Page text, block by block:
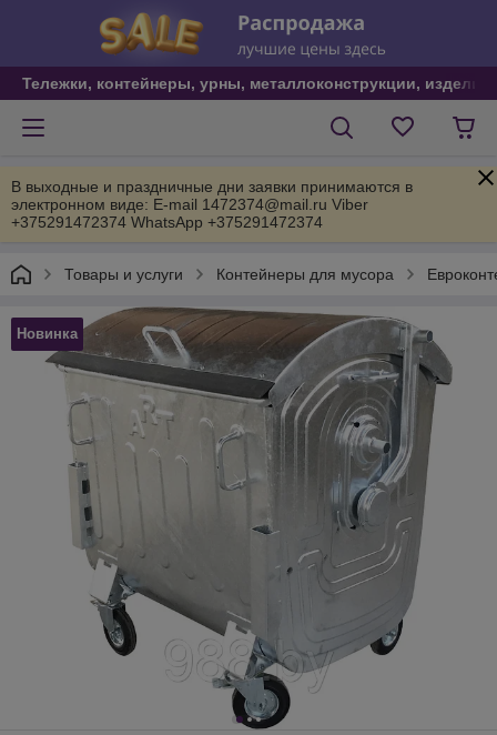
Тележки, контейнеры, урны, металлоконструкции,
В выходные и праздничные дни заявки принимаются в
электронном виде: E-mail 1472374@mail.ru Viber
+375291472374 WhatsApp +375291472374
Товары и услуги Контейнеры для мусора
Новинка